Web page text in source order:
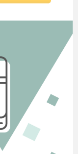
для
: «Він
на мускули?
не
які ми
життя)
глобальні
,які?
проблему